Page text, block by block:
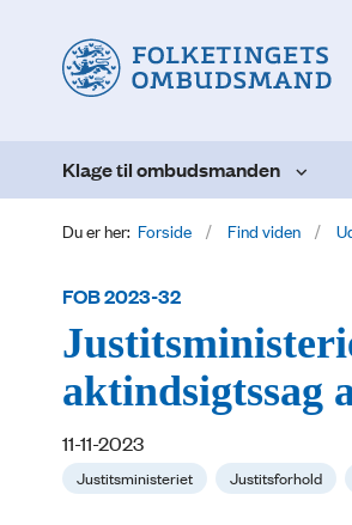
Klage til ombudsmanden
Du er her: Forside Find viden
FOB 2023-32
aktindsigtssag
11-11-2023
Justitsministeriet Justitsforhold